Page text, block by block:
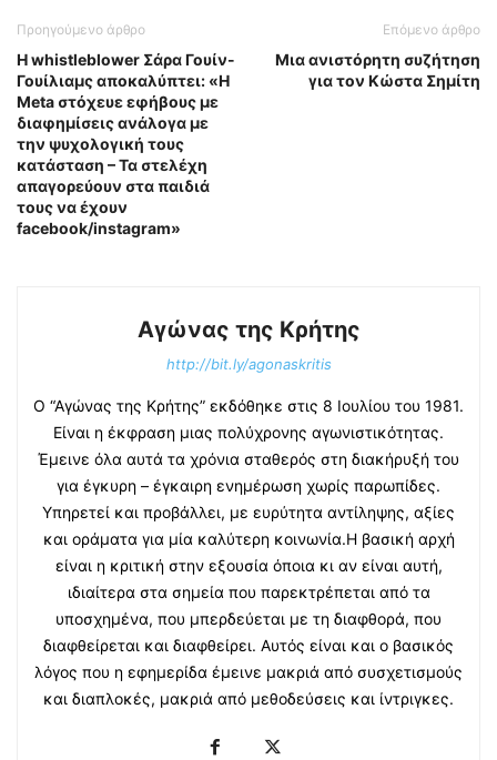
Προηγούμενο άρθρο
Η whistleblower Σάρα Γουίν-
Γουίλιαμς αποκαλύπτει: «Η
Meta στόχευε εφήβους με
διαφημίσεις ανάλογα με
την ψυχολογική τους
κατάσταση – Τα στελέχη
απαγορεύουν στα παιδιά
τους να έχουν
facebook/instagram»
Επόμενο άρθρο
Μια ανιστόρητη συζήτηση
για τον Κώστα Σημίτη
Αγώνας της Κρήτης
http://bit.ly/agonaskritis
Ο “Αγώνας της Κρήτης” εκδόθηκε στις 8 Ιουλίου του 1981.
Είναι η έκφραση μιας πολύχρονης αγωνιστικότητας.
Έμεινε όλα αυτά τα χρόνια σταθερός στη διακήρυξή του
για έγκυρη – έγκαιρη ενημέρωση χωρίς παρωπίδες.
Υπηρετεί και προβάλλει, με ευρύτητα αντίληψης, αξίες
και οράματα για μία καλύτερη κοινωνία.Η βασική αρχή
είναι η κριτική στην εξουσία όποια κι αν είναι αυτή,
ιδιαίτερα στα σημεία που παρεκτρέπεται από τα
υποσχημένα, που μπερδεύεται με τη διαφθορά, που
διαφθείρεται και διαφθείρει. Αυτός είναι και ο βασικός
λόγος που η εφημερίδα έμεινε μακριά από συσχετισμούς
και διαπλοκές, μακριά από μεθοδεύσεις και ίντριγκες.